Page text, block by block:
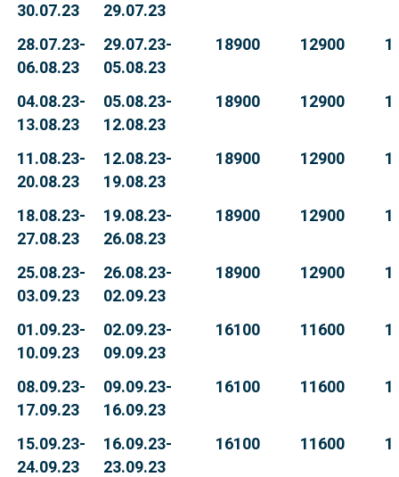
30.07.23
29.07.23
28.07.23-
06.08.23
29.07.23-
05.08.23
18900 12900
04.08.23-
13.08.23
05.08.23-
12.08.23
18900 12900
11.08.23-
20.08.23
12.08.23-
19.08.23
18900 12900
18.08.23-
27.08.23
19.08.23-
26.08.23
18900 12900
25.08.23-
03.09.23
26.08.23-
02.09.23
18900 12900
01.09.23-
10.09.23
02.09.23-
09.09.23
16100 11600
08.09.23-
17.09.23
09.09.23-
16.09.23
16100 11600
15.09.23-
24.09.23
16.09.23-
23.09.23
16100 11600